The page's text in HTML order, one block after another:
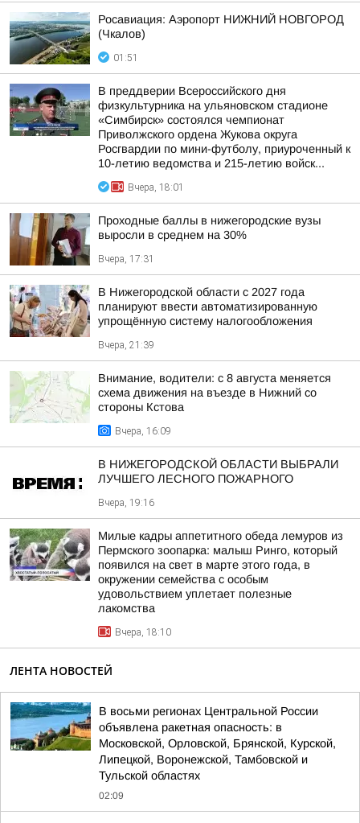
Росавиация: Аэропорт НИЖНИЙ НОВГОРОД
(Чкалов)
01:51
В преддверии Всероссийского дня
физкультурника на ульяновском стадионе
«Симбирск» состоялся чемпионат
Приволжского ордена Жукова округа
Росгвардии по мини-футболу, приуроченный к
10-летию ведомства и 215-летию войск...
Вчера, 18:01
Проходные баллы в нижегородские вузы
выросли в среднем на 30%
Вчера, 17:31
В Нижегородской области с 2027 года
планируют ввести автоматизированную
упрощённую систему налогообложения
Вчера, 21:39
Внимание, водители: с 8 августа меняется
схема движения на въезде в Нижний со
стороны Кстова
Вчера, 16:09
В НИЖЕГОРОДСКОЙ ОБЛАСТИ ВЫБРАЛИ
ЛУЧШЕГО ЛЕСНОГО ПОЖАРНОГО
Вчера, 19:16
Милые кадры аппетитного обеда лемуров из
Пермского зоопарка: малыш Ринго, который
появился на свет в марте этого года, в
окружении семейства с особым
удовольствием уплетает полезные
лакомства
Вчера, 18:10
ЛЕНТА НОВОСТЕЙ
В восьми регионах Центральной России
объявлена ракетная опасность: в
Московской, Орловской, Брянской, Курской,
Липецкой, Воронежской, Тамбовской и
Тульской областях
02:09